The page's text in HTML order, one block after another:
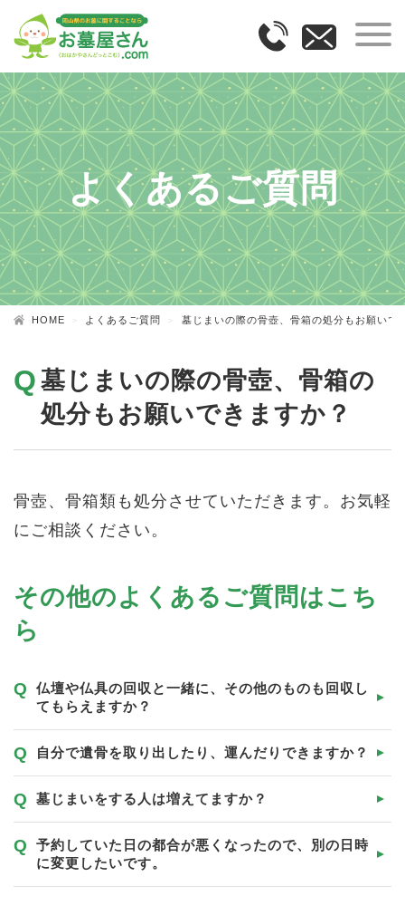
よくあるご質問
HOME よくあるご質問 墓じまいの際の骨壺、骨箱の処分もお願いで
墓じまいの際の骨壺、骨箱の
処分もお願いできますか？
骨壺、骨箱類も処分させていただきます。お気軽
にご相談ください。
その他のよくあるご質問はこち
ら
仏壇や仏具の回収と一緒に、その他のものも回収し
てもらえますか？
自分で遺骨を取り出したり、運んだりできますか？
墓じまいをする人は増えてますか？
予約していた日の都合が悪くなったので、別の日時
に変更したいです。